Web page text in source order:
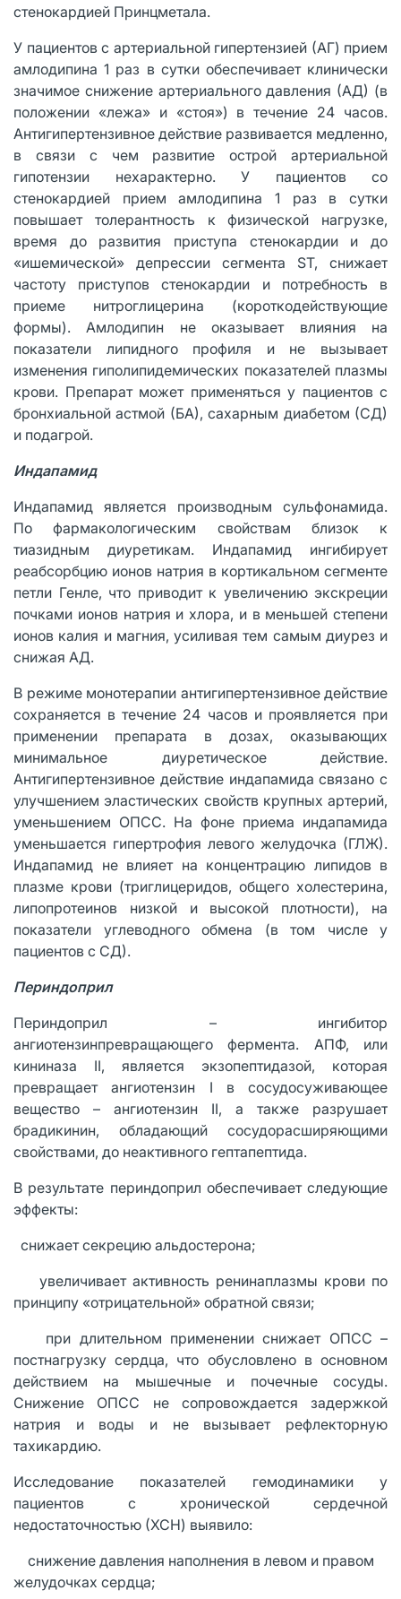
стенокардией Принцметала.
У пациентов с артериальной гипертензией (АГ) прием
амлодипина 1 раз в сутки обеспечивает клинически
значимое снижение артериального давления (АД) (в
положении «лежа» и «стоя») в течение 24 часов.
Антигипертензивное действие развивается медленно,
в связи с чем развитие острой артериальной
гипотензии нехарактерно. У пациентов со
стенокардией прием амлодипина 1 раз в сутки
повышает толерантность к физической нагрузке,
время до развития приступа стенокардии и до
«ишемической» депрессии сегмента ST, снижает
частоту приступов стенокардии и потребность в
приеме нитроглицерина (короткодействующие
формы). Амлодипин не оказывает влияния на
показатели липидного профиля и не вызывает
изменения гиполипидемических показателей плазмы
крови. Препарат может применяться у пациентов с
бронхиальной астмой (БА), сахарным диабетом (СД)
и подагрой.
Индапамид
Индапамид является производным сульфонамида.
По фармакологическим свойствам близок к
тиазидным диуретикам. Индапамид ингибирует
реабсорбцию ионов натрия в кортикальном сегменте
петли Генле, что приводит к увеличению экскреции
почками ионов натрия и хлора, и в меньшей степени
ионов калия и магния, усиливая тем самым диурез и
снижая АД.
В режиме монотерапии антигипертензивное действие
сохраняется в течение 24 часов и проявляется при
применении препарата в дозах, оказывающих
минимальное диуретическое действие.
Антигипертензивное действие индапамида связано с
улучшением эластических свойств крупных артерий,
уменьшением ОПСС. На фоне приема индапамида
уменьшается гипертрофия левого желудочка (ГЛЖ).
Индапамид не влияет на концентрацию липидов в
плазме крови (триглицеридов, общего холестерина,
липопротеинов низкой и высокой плотности), на
показатели углеводного обмена (в том числе у
пациентов с СД).
Периндоприл
Периндоприл – ингибитор
ангиотензинпревращающего фермента. АПФ, или
кининаза II, является экзопептидазой, которая
превращает ангиотензин I в сосудосуживающее
вещество – ангиотензин II, а также разрушает
брадикинин, обладающий сосудорасширяющими
свойствами, до неактивного гептапептида.
В результате периндоприл обеспечивает следующие
эффекты:
снижает секрецию альдостерона;
увеличивает активность ренинаплазмы крови по
принципу «отрицательной» обратной связи;
при длительном применении снижает ОПСС –
постнагрузку сердца, что обусловлено в основном
действием на мышечные и почечные сосуды.
Снижение ОПСС не сопровождается задержкой
натрия и воды и не вызывает рефлекторную
тахикардию.
Исследование показателей гемодинамики у
пациентов с хронической сердечной
недостаточностью (ХСН) выявило:
снижение давления наполнения в левом и правом
желудочках сердца;